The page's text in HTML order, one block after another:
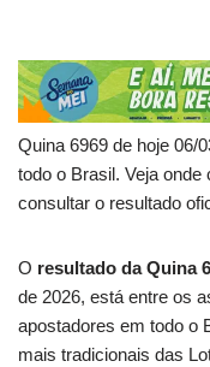
Quina 6969 de hoje 06/
todo o Brasil. Veja
consultar o resultado
O resultado da Quina
de 2026, está entre os
apostadores em todo o
mais tradicionais das